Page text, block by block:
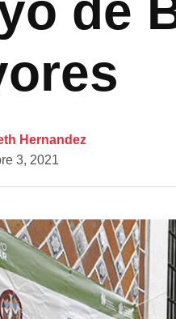
Hernandez
3, 2021